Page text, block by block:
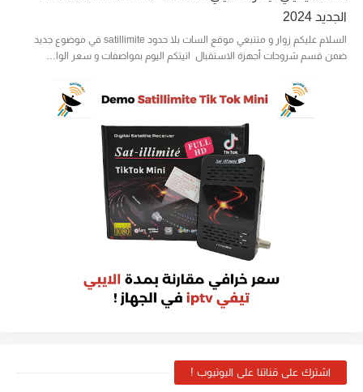
الجديد 2024
السلام عليكم زوار و متتبعي موقع السات بلا حدود satillimite في موضوع جديد
ضمن قسم شروحات أجهزة الاستقبال اتيتكم اليوم بمواصفات و سعر الوا…
اشترك على قناتنا على اليوتيوب !